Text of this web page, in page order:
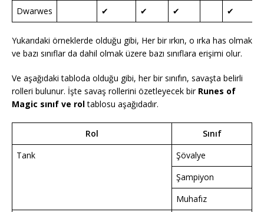
Dwarwes
✔ ✔ ✔ ✔
Yukarıdaki örneklerde olduğu gibi, Her bir ırkın, o ırka has olmak
ve bazı sınıflar da dahil olmak üzere bazı sınıflara erişimi olur.
Ve aşağıdaki tabloda olduğu gibi, her bir sınıfın, savaşta belirli
rolleri bulunur. İşte savaş rollerini özetleyecek bir Runes of
Magic sınıf ve roltablosu aşağıdadır.
Rol
Sınıf
Tank
Şövalye
Şampiyon
Muhafız